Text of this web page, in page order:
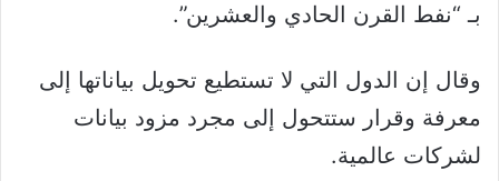
بـ “نفط القرن الحادي والعشرين”.
وقال إن الدول التي لا تستطيع تحويل بياناتها إلى
معرفة وقرار ستتحول إلى مجرد مزود بيانات
لشركات عالمية.